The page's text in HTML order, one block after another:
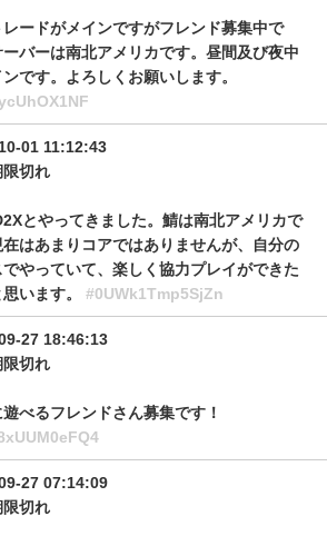
レードがメインですがフレンド募集中で
バーは南北アメリカです。昼間及び夜中
です。よろしくお願いします。
01 11:12:43
切れ
とやってきました。鯖は南北アメリカで
はあまりコアではありませんが、自分の
やっていて、楽しく協力プレイができた
います。 #0UWk1Tmp5SjZn
27 18:46:13
切れ
べるフレンドさん募集です！
27 07:14:09
切れ